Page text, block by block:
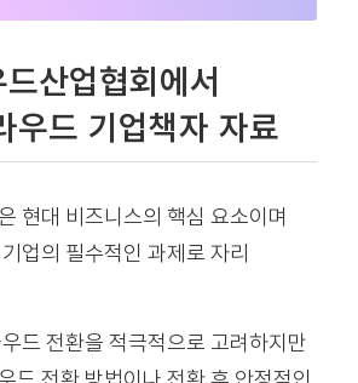
산업협회에서
우드 기업책자 자료
현대 비즈니스의 핵심 요소이며
업의 필수적인 과제로 자리
드 전환을 적극적으로 고려하지만